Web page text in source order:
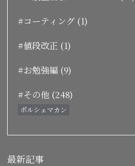
#コーティング (1)
#値段改正 (1)
#お勉強編 (9)
#その他 (248)
ポルシェマカン
最新記事